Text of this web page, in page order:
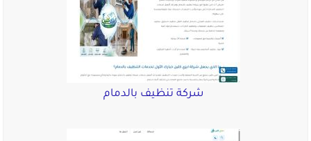
شركة تنظيف بالدمام